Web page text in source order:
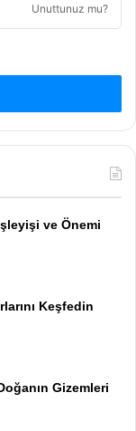
Unuttunuz mu?
ve Önemi
Keşfedin
Gizemleri